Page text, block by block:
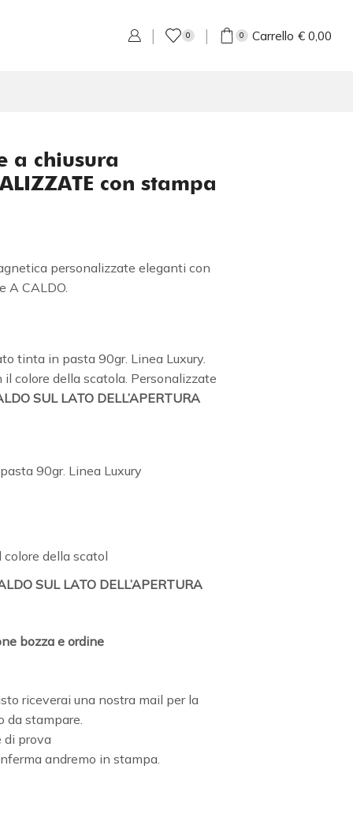
0 0 Carrello € 0,00
a chiusura
con stampa
personalizzate eleganti con
A CALDO.
tinta in pasta 90gr. Linea Luxury.
colore della scatola. Personalizzate
SUL LATO DELL’APERTURA
90gr. Linea Luxury
della scatol
SUL LATO DELL’APERTURA
bozza e ordine
riceverai una nostra mail per la
da stampare.
di prova
andremo in stampa.